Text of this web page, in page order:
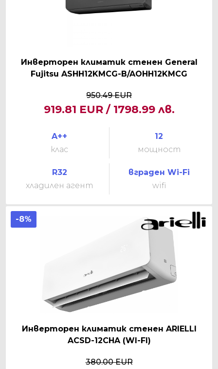
Инверторен климатик стенен General
Fujitsu ASHH12KMCG-B/AOHH12KMCG
950.49 EUR
919.81 EUR / 1798.99 лв.
A++
клас
12
мощност
R32
хладилен агент
вграден Wi-Fi
wifi
-8%
Инверторен климатик стенен ARIELLI
ACSD-12CHA (WI-FI)
380.00 EUR